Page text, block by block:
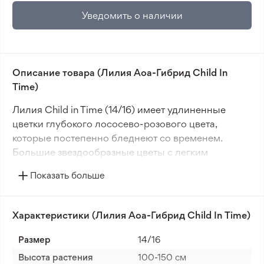
Уведомить о наличии
Описание товара (Лилия Aoa-Гибрид Child In
Time)
Лилия Child in Time (14/16) имеет удлиненные
цветки глубокого лососево-розового цвета,
которые постепенно бледнеют со временем.
Большие звездообразные цветы с легким
пятнышки розового и коричневого цвета.
цветет раньше, чем большинство других лилий,
идеальный выбор для среза. Child in Time - AOA-
гибрид, возникший из скрещивания азиатской и
восточной лилий, а затем скрещенный с другой
Показать больше
Характеристики (Лилия Aoa-Гибрид Child In Time)
Размер
14/16
Высота растения
100-150 см